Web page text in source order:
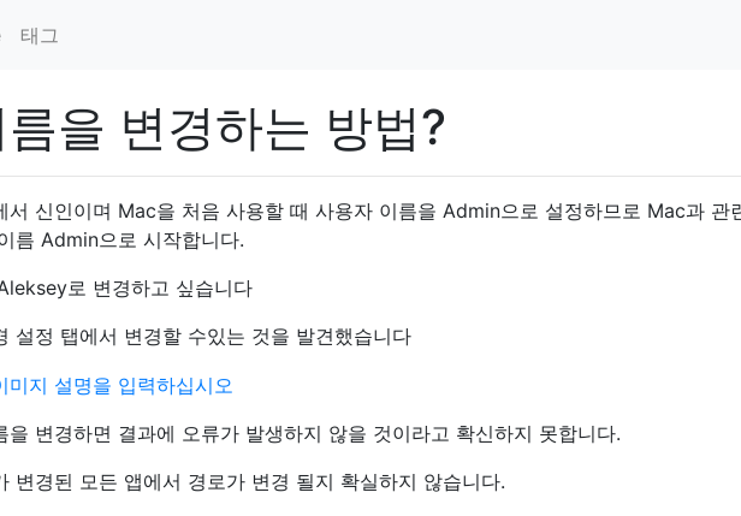
태그
을 변경하는 방법?
서 신인이며 Mac을 처음 사용할 때 사용자 이름을 Admin으로 설정하므로 Mac과 관
름 Admin으로 시작합니다.
로 변경하고 싶습니다
설정 탭에서 변경할 수있는 것을 발견했습니다
을 변경하면 결과에 오류가 발생하지 않을 것이라고 확신하지 못합니다.
변경된 모든 앱에서 경로가 변경 될지 확실하지 않습니다.